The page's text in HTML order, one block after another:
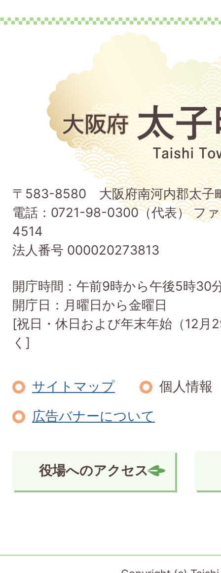
町
Taishi
Town
〒583-8580 大阪府南河内郡太子
電話：0721-98-0300（代表） フ
4514
法人番号 000020273813
開庁時間：午前9時から午後5時30
開庁日：月曜日から金曜日
[祝日・休日および年末年始（12月
く]
サイトマップ
個人情報
広告バナーについて
役場へのアクセス